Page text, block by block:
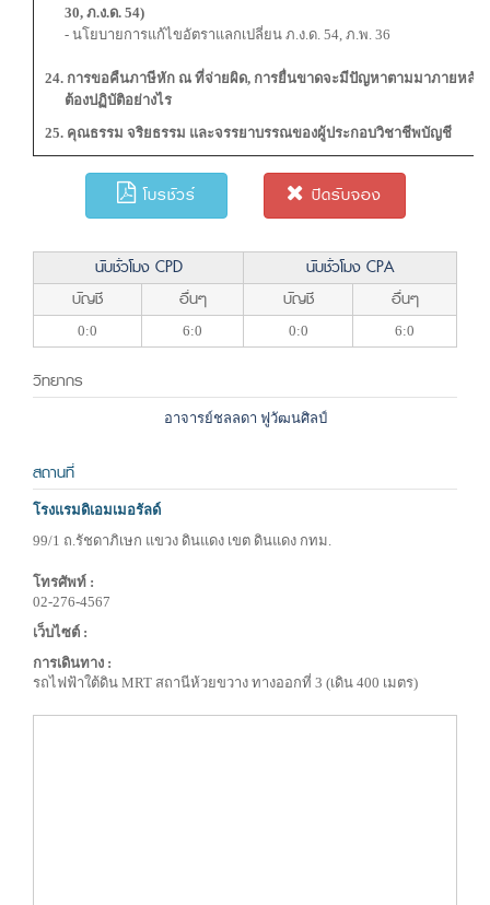
30, ภ.ง.ด. 54)
- นโยบายการแก้ไขอัตราแลกเปลี่ยน ภ.ง.ด. 54, ภ.พ. 36
24. การขอคืนภาษีหัก ณ ที่จ่ายผิด, การยื่นขาดจะมีปัญหาตามมาภายหลัง
ต้องปฏิบัติอย่างไร
25. คุณธรรม จริยธรรม และจรรยาบรรณของผู้ประกอบวิชาชีพบัญชี
โบรชัวร์ ปิดรับจอง
นับชั่วโมง CPD
นับชั่วโมง CPA
บัญชี
อื่นๆ บัญชี อื่นๆ
0:0 6:0 0:0 6:0
วิทยากร
อาจารย์ชลลดา ฟูวัฒนศิลป์
สถานที่
โรงแรมดิเอมเมอรัลด์
99/1 ถ.รัชดาภิเษก แขวง ดินแดง เขต ดินแดง กทม.
โทรศัพท์ :
02-276-4567
เว็บไซต์ :
การเดินทาง :
รถไฟฟ้าใต้ดิน MRT สถานีห้วยขวาง ทางออกที่ 3 (เดิน 400 เมตร)